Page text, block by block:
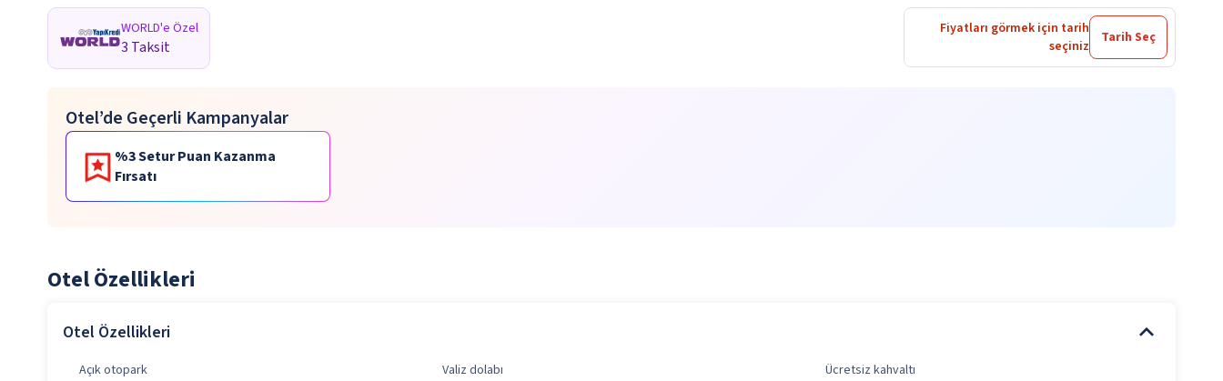
WORLD'e Özel
3 Taksit
Fiyatları görmek için tarih
seçiniz
Tarih Seç
Otel’de Geçerli Kampanyalar
%3 Setur Puan Kazanma
Fırsatı
Otel Özellikleri
Otel Özellikleri
Açık otopark Valiz dolabı
Ücretsiz kahvaltı